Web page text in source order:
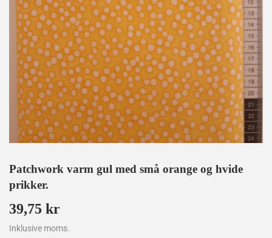
Patchwork varm gul med små orange og hvide
prikker.
39,75 kr
kr
Inklusive moms.